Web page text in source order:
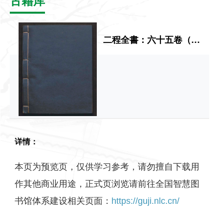
二程全書：六十五卷（十五）
详情：
本页为预览页，仅供学习参考，请勿擅自下载用
作其他商业用途，正式页浏览请前往全国智慧图
书馆体系建设相关页面： https://guji.nlc.cn/